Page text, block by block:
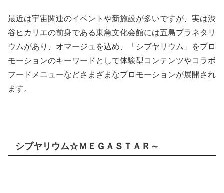
最近は宇宙関連のイベントや新施設が多いですが、実は渋
谷ヒカリエの前身である東急文化会館には五島プラネタリ
ウムがあり、オマージュを込め、「シブヤリウム」をプロ
モーションのキーワードとして体験型コンテンツやコラボ
フードメニューなどさまざまなプロモーションが展開され
ます。
シブヤリウム☆ＭＥＧＡＳＴＡＲ～